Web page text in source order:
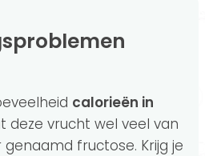
calorieën in
deze vrucht wel veel van
fructose. Krijg je